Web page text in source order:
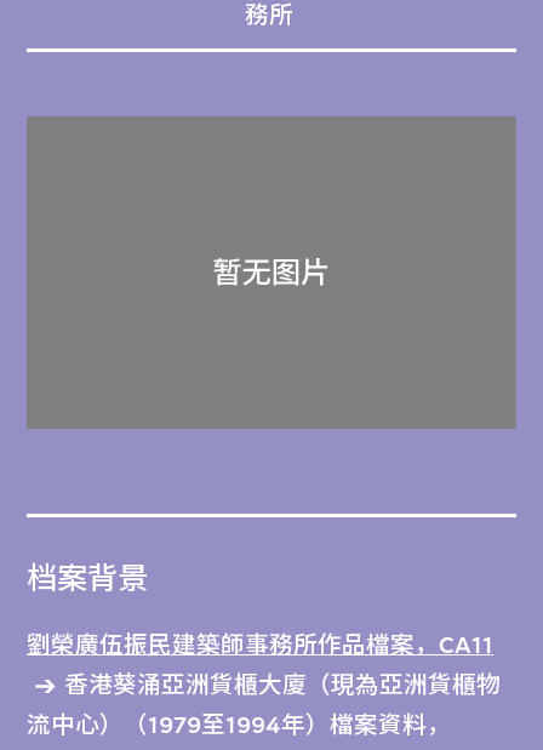
務所
档案背景
劉榮廣伍振民建築師事務所作品檔案，CA11
香港葵涌亞洲貨櫃大廈（現為亞洲貨櫃物
流中心）（1979至1994年）檔案資料，